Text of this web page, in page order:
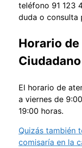
teléfono 91 123
duda o consulta
Horario
Ciudadano
El horario de
a viernes de
19:00 horas.
Quizás también
comisaría en la